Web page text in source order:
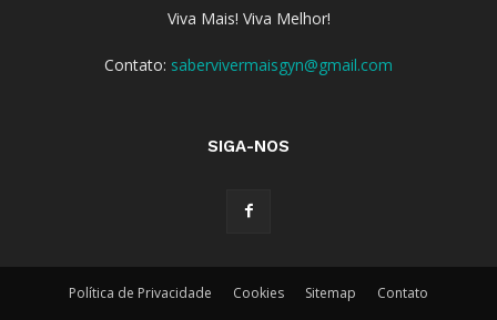
Viva Mais! Viva Melhor!
Contato: sabervivermaisgyn@gmail.com
SIGA-NOS
Política de Privacidade Cookies Sitemap Contato